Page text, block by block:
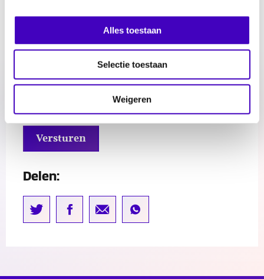
Alles toestaan
Selectie toestaan
Weigeren
0 van 600 max. aantal karakters
Ik ga akoord met privacy voorwaarden (vereist)
formulier om de training te verzorgen.
Delen: